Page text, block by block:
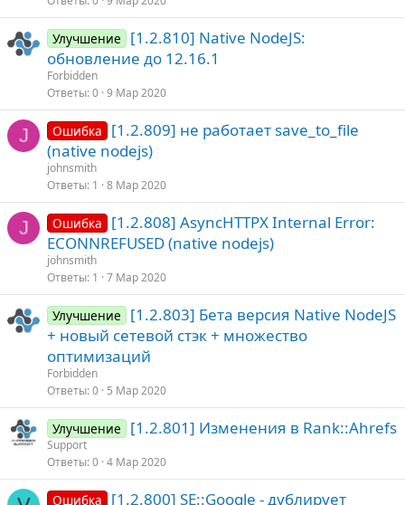
Улучшение
[1.2.810] Native NodeJS:
обновление до 12.16.1
Forbidden
Ответы 0 9 Мар 2020
J Ошибка
[1.2.809] не работает save_to_file
(native nodejs)
johnsmith
Ответы 1 8 Мар 2020
J Ошибка
[1.2.808] AsyncHTTPX Internal Error:
ECONNREFUSED (native nodejs)
johnsmith
Ответы 1 7 Мар 2020
Улучшение
[1.2.803] Бета версия Native NodeJS
+ новый сетевой стэк + множество
оптимизаций
Forbidden
Ответы 0 5 Мар 2020
Улучшение [1.2.801] Изменения в Rank::Ahrefs
Support
Ответы 0 4 Мар 2020
Ошибка [1.2.800] SE::Google - дублирует